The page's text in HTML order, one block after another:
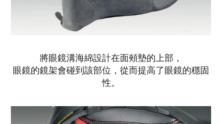
將眼鏡溝海綿設計在面頰墊的上部，
眼鏡的鏡架會碰到該部位，從而提高了眼鏡的穩固
性。